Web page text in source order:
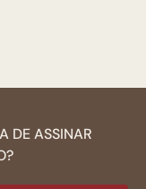
DE ASSINAR